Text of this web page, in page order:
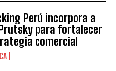
Perú incorpora a
para fortalecer
comercial